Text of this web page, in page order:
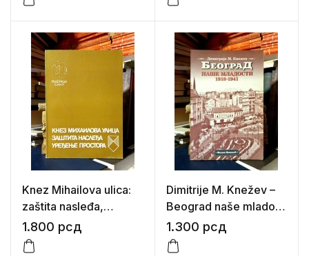
Knez Mihailova ulica:
zaštita nasleđa,
uređenje prostora
1.800 рсд
Dimitrije M. Knežev –
Beograd naše mladosti
1918-1941
1.300 рсд